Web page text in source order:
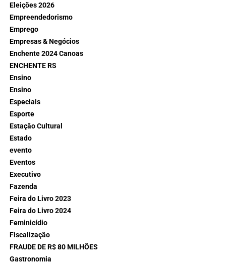
Eleições 2026
Empreendedorismo
Emprego
Empresas & Negócios
Enchente 2024 Canoas
ENCHENTE RS
Ensino
Ensino
Especiais
Esporte
Estação Cultural
Estado
evento
Eventos
Executivo
Fazenda
Feira do Livro 2023
Feira do Livro 2024
Feminicídio
Fiscalização
FRAUDE DE R$ 80 MILHÕES
Gastronomia